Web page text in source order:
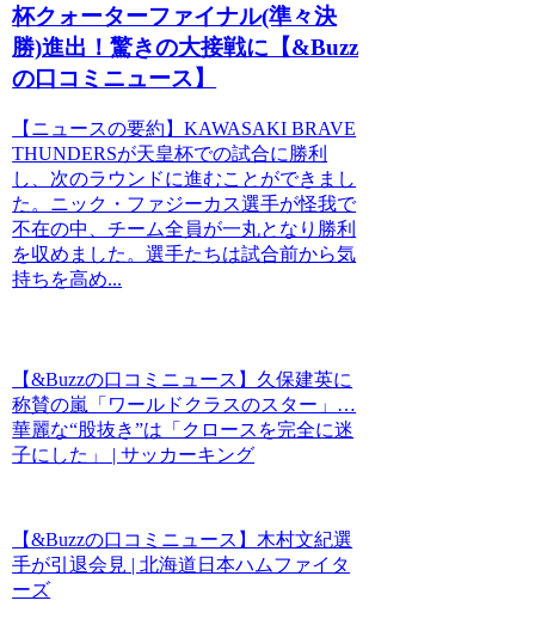
杯クォーターファイナル(準々決
勝)進出！驚きの大接戦に【&Buzz
の口コミニュース】
【ニュースの要約】KAWASAKI BRAVE
THUNDERSが天皇杯での試合に勝利
し、次のラウンドに進むことができまし
た。ニック・ファジーカス選手が怪我で
不在の中、チーム全員が一丸となり勝利
を収めました。選手たちは試合前から気
持ちを高め...
【&Buzzの口コミニュース】久保建英に
称賛の嵐「ワールドクラスのスター」…
華麗な“股抜き”は「クロースを完全に迷
子にした」 | サッカーキング
【&Buzzの口コミニュース】木村文紀選
手が引退会見 | 北海道日本ハムファイタ
ーズ